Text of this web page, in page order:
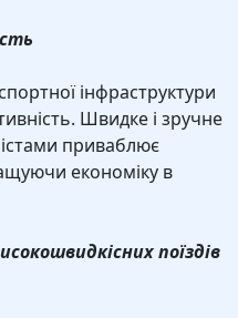
інфраструктури
Швидке і зручне
приваблює
економіку в
поїздів